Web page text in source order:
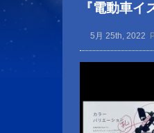
『電動車
5月 25th, 2022